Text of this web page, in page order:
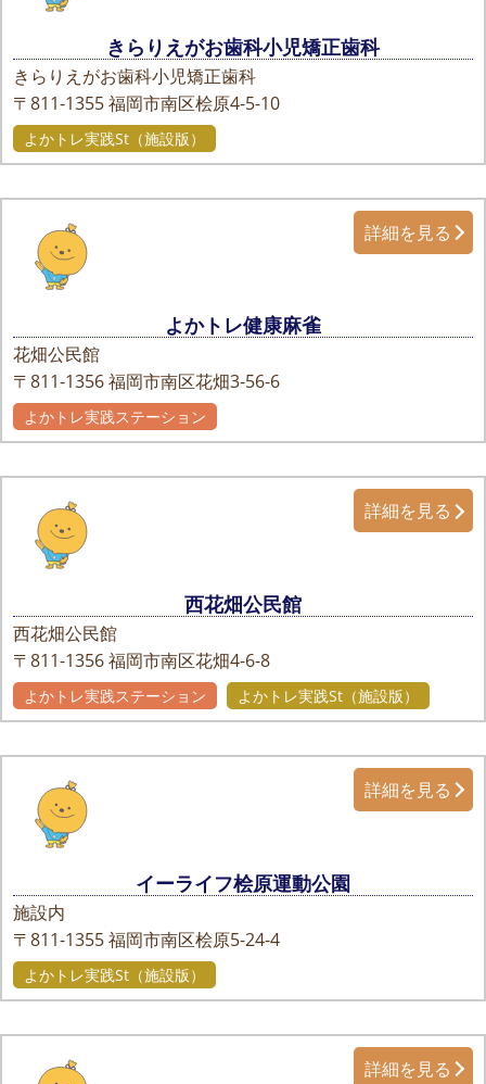
きらりえがお歯科小児矯正歯科
きらりえがお歯科小児矯正歯科
〒811-1355福岡市南区桧原4-5-10
よかトレ実践St（施設版）
よかトレ健康麻雀
花畑公民館
〒811-1356福岡市南区花畑3-56-6
詳細を見る
よかトレ実践ステーション
西花畑公民館
西花畑公民館
〒811-1356福岡市南区花畑4-6-8
詳細を見る
よかトレ実践ステーション よかトレ実践St（施設版）
イーライフ桧原運動公園
施設内
〒811-1355福岡市南区桧原5-24-4
詳細を見る
よかトレ実践St（施設版）
詳細を見る